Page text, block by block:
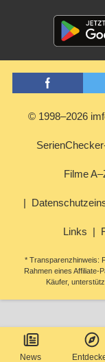
News
© 1998–2026
Filme
Links
* Transparenzhinweis:
Rahmen eines Affiliate-
Käufer,